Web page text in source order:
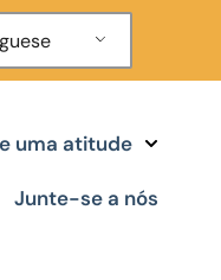
uma atitude
Junte-se a nós